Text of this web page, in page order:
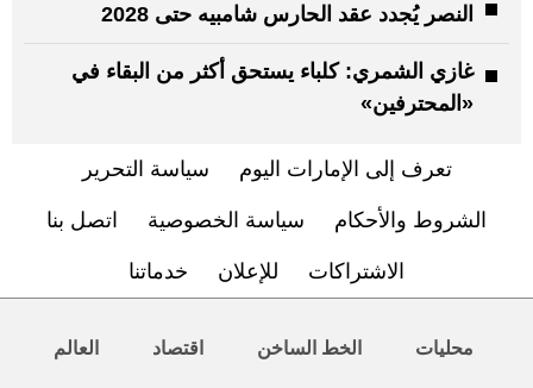
النصر يُجدد عقد الحارس شامبيه حتى 2028
غازي الشمري: كلباء يستحق أكثر من البقاء في
«المحترفين»
تعرف إلى الإمارات اليوم سياسة التحرير
الشروط والأحكام سياسة الخصوصية اتصل بنا
الاشتراكات للإعلان خدماتنا
محليات الخط الساخن اقتصاد العالم